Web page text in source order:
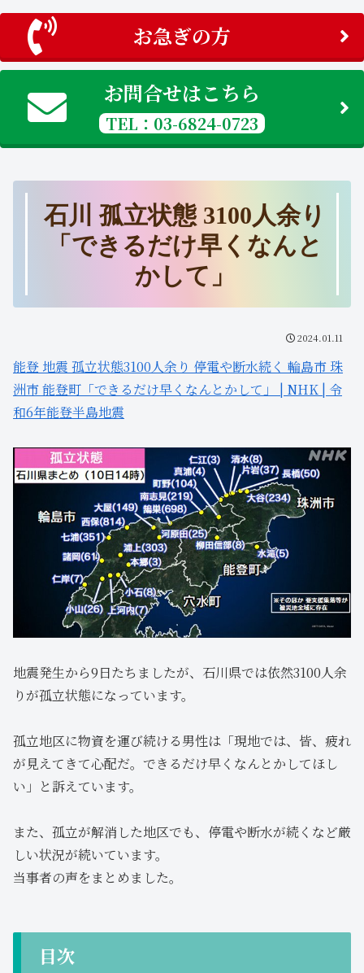
お急ぎの方
お問合せはこちら
TEL：03-6824-0723
石川 孤立状態 3100人余り
「できるだけ早くなんと
かして」
2024.01.11
能登 地震 孤立状態3100人余り 停電や断水続く 輪島市 珠
洲市 能登町「できるだけ早くなんとかして」 | NHK | 令
和6年能登半島地震
地震発生から9日たちましたが、石川県では依然3100人余
りが孤立状態になっています。
孤立地区に物資を運び続ける男性は「現地では、皆、疲れ
が見えてきて心配だ。できるだけ早くなんとかしてほし
い」と訴えています。
また、孤立が解消した地区でも、停電や断水が続くなど厳
しい状況が続いています。
当事者の声をまとめました。
目次